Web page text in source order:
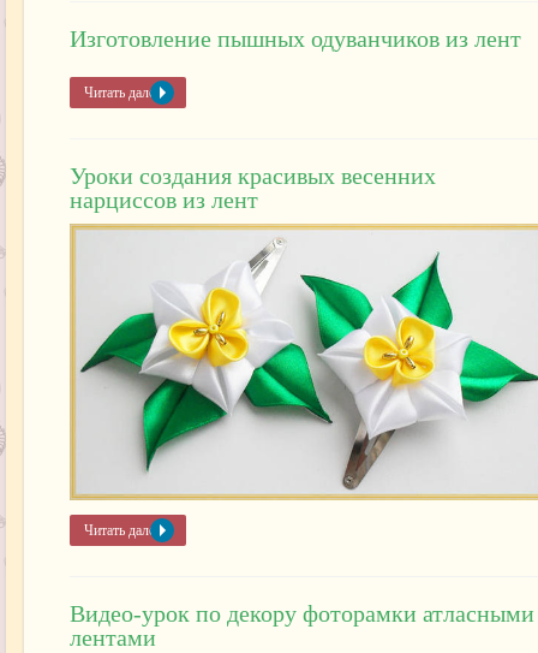
Изготовление пышных одуванчиков из лент
Читать далее »
Уроки создания красивых весенних
нарциссов из лент
Читать далее »
Видео-урок по декору фоторамки атласными
лентами